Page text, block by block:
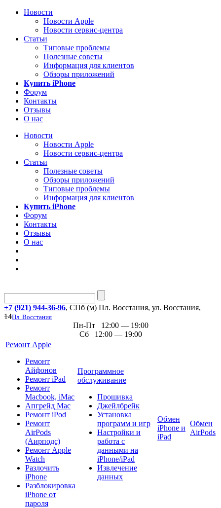
Новости
Новости Apple
Новости сервис-центра
Статьи
Типовые проблемы
Полезные советы
Информация для клиентов
Обзоры приложений
Купить iPhone
Форум
Контакты
Отзывы
О нас
Новости
Новости Apple
Новости сервис-центра
Статьи
Полезные советы
Обзоры приложений
Типовые проблемы
Информация для клиентов
Купить iPhone
Форум
Контакты
Отзывы
О нас
+7 (921) 944-36-96, СПб (м) Пл. Восстания, ул. Восстания,
14Пл. Восстания
Пн-Пт 12:00 — 19:00
Сб 12:00 — 19:00
Ремонт Apple
Ремонт
Айфонов
Ремонт iPad
Ремонт
Macbook, iMac
Апгрейд Mac
Ремонт iPod
Ремонт
AirPods
(Аирподс)
Ремонт Apple
Watch
Разлочить
iPhone
Разблокировка
iPhone от
пароля
Программное
обслуживание
Прошивка
Джейлбрейк
Установка
программ и игр
Настройки и
работа с
данными на
iPhone/iPad
Извлечение
данных
Обмен
iPhone и
iPad
Обмен
AirPods